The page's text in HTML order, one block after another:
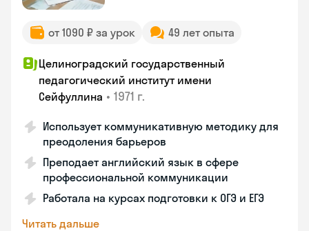
от 1090 ₽ за урок 49 лет опыта
Целиноградский государственный
педагогический институт имени
Сейфуллина • 1971 г.
Использует коммуникативную методику для
преодоления барьеров
Преподает английский язык в сфере
профессиональной коммуникации
Работала на курсах подготовки к ОГЭ и ЕГЭ
Читать дальше